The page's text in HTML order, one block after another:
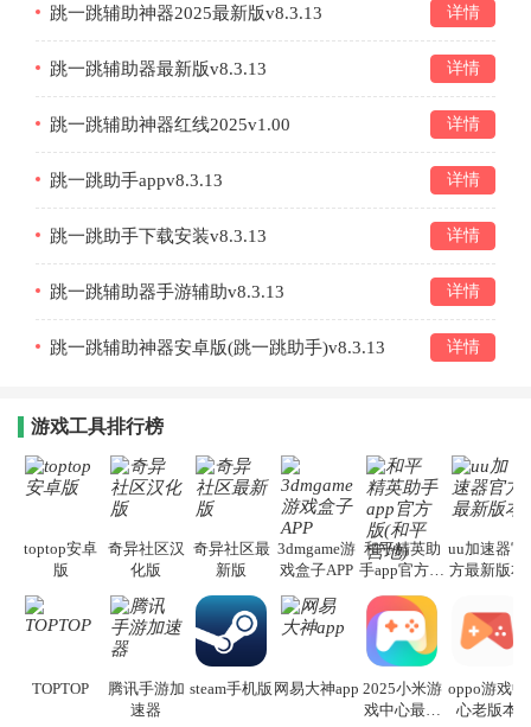
跳一跳辅助神器2025最新版v8.3.13 详情
跳一跳辅助器最新版v8.3.13 详情
跳一跳辅助神器红线2025v1.00 详情
跳一跳助手appv8.3.13 详情
跳一跳助手下载安装v8.3.13 详情
跳一跳辅助器手游辅助v8.3.13 详情
跳一跳辅助神器安卓版(跳一跳助手)v8.3.13 详情
游戏工具排行榜
toptop安卓
版
奇异社区汉
化版
奇异社区最
新版
3dmgame游
戏盒子APP
和平精英助
手app官方版
uu加速器官
方最新版本
TOPTOP
腾讯手游加
速器
steam手机版 网易大神app 2025小米游
戏中心最新
oppo游戏中
心老版本